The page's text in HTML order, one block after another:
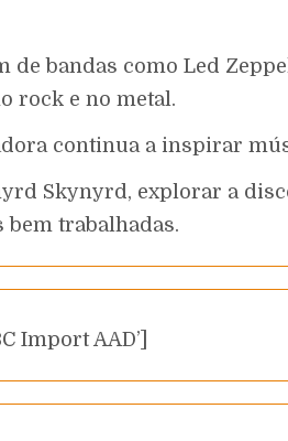
bandas como Led
rock e no metal.
continua a inspirar
Skynyrd, explorar a
trabalhadas.
Import AAD’]